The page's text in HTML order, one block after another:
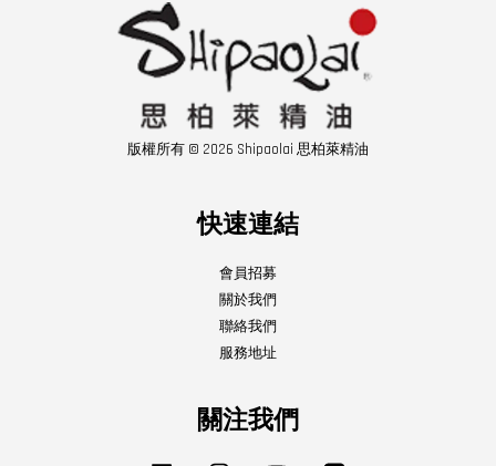
版權所有 © 2026 Shipaolai 思柏萊精油
快速連結
會員招募
關於我們
聯絡我們
服務地址
關注我們